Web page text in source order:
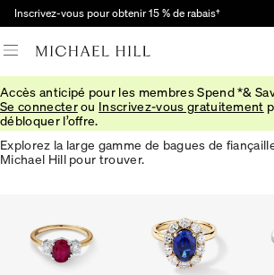
Passer
Inscrivez-vous pour obtenir 15 % de rabais†
Accès anticipé pour les membres Spend *&
Se connecterou Inscrivez-vous gratuitement
débloquer l’offre.
Bagues de fiançailles
Explorez la large gamme de bagues de
Michael Hill pour trouver.